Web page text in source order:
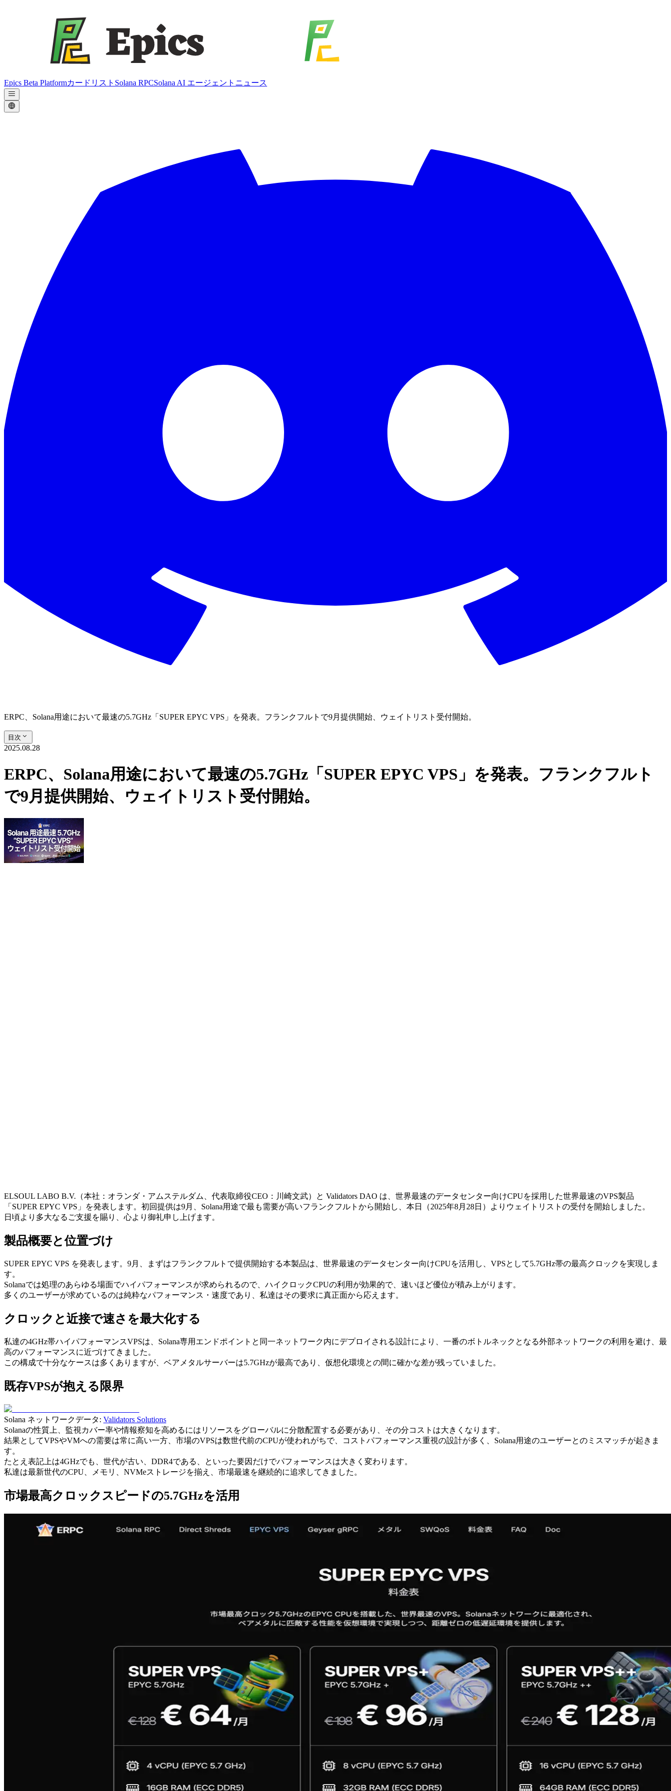
Epics Beta Platformカードリスト Solana RPCSolana AI エージェント ニュース
ERPC、Solana用途において最速の5.7GHz「SUPER EPYC VPS」を発表。フランクフルトで9月提供開始、ウェイトリスト受付開始。
目次
2025.08.28
ERPC、Solana用途において最速の5.7GHz「SUPER EPYC VPS」を発表。フランクフルト
で9月提供開始、ウェイトリスト受付開始。
ELSOUL LABO B.V.（本社：オランダ・アムステルダム、代表取締役CEO：川崎文武）と Validators DAO は、世界最速のデータセンター向けCPUを採用した世界最速のVPS製品
「SUPER EPYC VPS」を発表します。初回提供は9月、Solana用途で最も需要が高いフランクフルトから開始し、本日（2025年8月28日）よりウェイトリストの受付を開始しました。
日頃より多大なるご支援を賜り、心より御礼申し上げます。
製品概要と位置づけ
SUPER EPYC VPS を発表します。9月、まずはフランクフルトで提供開始する本製品は、世界最速のデータセンター向けCPUを活用し、VPSとして5.7GHz帯の最高クロックを実現しま
す。
Solanaでは処理のあらゆる場面でハイパフォーマンスが求められるので、ハイクロックCPUの利用が効果的で、速いほど優位が積み上がります。
多くのユーザーが求めているのは純粋なパフォーマンス・速度であり、私達はその要求に真正面から応えます。
クロックと近接で速さを最大化する
私達の4GHz帯ハイパフォーマンスVPSは、Solana専用エンドポイントと同一ネットワーク内にデプロイされる設計により、一番のボトルネックとなる外部ネットワークの利用を避け、最
高のパフォーマンスに近づけてきました。
この構成で十分なケースは多くありますが、ベアメタルサーバーは5.7GHzが最高であり、仮想化環境との間に確かな差が残っていました。
既存VPSが抱える限界
Solana ネットワークデータ: Validators Solutions
Solanaの性質上、監視カバー率や情報察知を高めるにはリソースをグローバルに分散配置する必要があり、その分コストは大きくなります。
結果としてVPSやVMへの需要は常に高い一方、市場のVPSは数世代前のCPUが使われがちで、コストパフォーマンス重視の設計が多く、Solana用途のユーザーとのミスマッチが起きま
す。
たとえ表記上は4GHzでも、世代が古い、DDR4である、といった要因だけでパフォーマンスは大きく変わります。
私達は最新世代のCPU、メモリ、NVMeストレージを揃え、市場最速を継続的に追求してきました。
市場最高クロックスピードの5.7GHzを活用